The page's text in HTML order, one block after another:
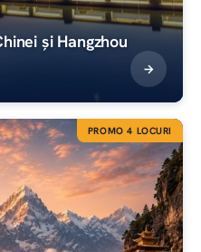
și Hangzhou
PROMO 4 LOCURI